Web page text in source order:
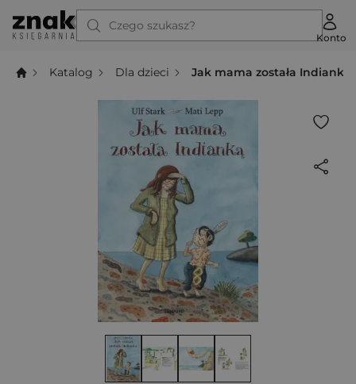
Czego szukasz?
Konto
Katalog Dla dzieci Jak mama została Indianką